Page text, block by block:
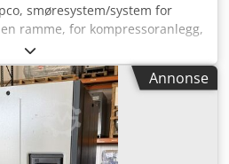
smøresystem/system for
ramme, for kompressoranlegg,
med pumper, filtre, kjølere
tappetank og et utvalg
som vist i listen nedenfor, som
er betinget av at en
av en «Business Partner
og et «End User Statement»-
fullføres innen 24 timer etter at
Annonse